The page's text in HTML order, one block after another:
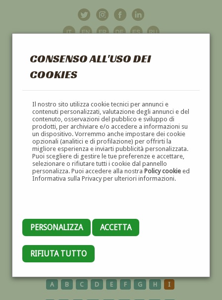
CONSENSO ALL'USO DEI
COOKIES
Il nostro sito utilizza cookie tecnici per annunci e
contenuti personalizzati, valutazione degli annunci e del
contenuto, osservazioni del pubblico e sviluppo di
prodotti, per archiviare e/o accedere a informazioni su
un dispositivo. Vorremmo anche impostare dei cookie
opzionali (analitici e di profilazione) per offrirti la
migliore esperienza e inviarti pubblicità personalizzata.
Puoi scegliere di gestire le tue preferenze e accettare,
selezionare o rifiutare tutti i cookie dal pannello
personalizza. Puoi accedere alla nostra Policy cookieed
Informativa sulla Privacy per ulteriori informazioni.
PERSONALIZZA ACCETTA
RIFIUTA TUTTO
GALLERIAD'ARTE
DIPINTI E SCULTURE '800 E '900
GIAPPONE
A B C D E F G H I